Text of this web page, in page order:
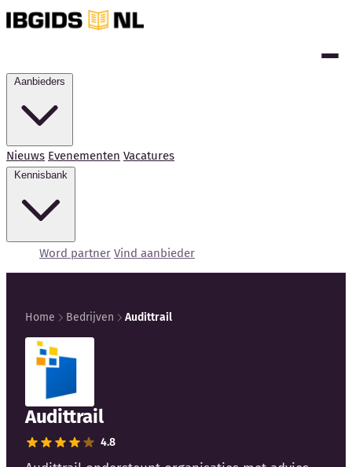
Nieuws Evenementen Vacatures
Word partner Vind aanbieder
Kennisbank
Blog
Bedrijfsupdates
Externe bronnen
Home Bedrijven Audittrail
Audittrail
4.8